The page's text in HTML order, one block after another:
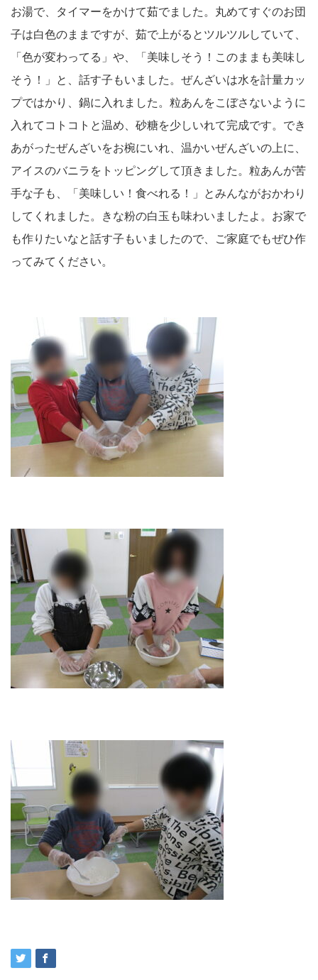
お湯で、タイマーをかけて茹でました。丸めてすぐのお団
子は白色のままですが、茹で上がるとツルツルしていて、
「色が変わってる」や、「美味しそう！このままも美味し
そう！」と、話す子もいました。ぜんざいは水を計量カッ
プではかり、鍋に入れました。粒あんをこぼさないように
入れてコトコトと温め、砂糖を少しいれて完成です。でき
あがったぜんざいをお椀にいれ、温かいぜんざいの上に、
アイスのバニラをトッピングして頂きました。粒あんが苦
手な子も、「美味しい！食べれる！」とみんながおかわり
してくれました。きな粉の白玉も味わいましたよ。お家で
も作りたいなと話す子もいましたので、ご家庭でもぜひ作
ってみてください。